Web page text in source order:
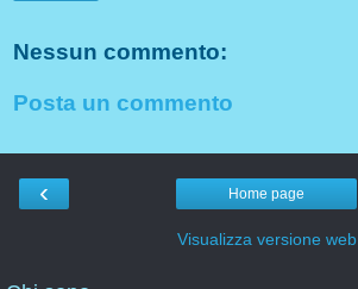
Nessun commento:
Posta un commento
‹ Home page
Visualizza versione web